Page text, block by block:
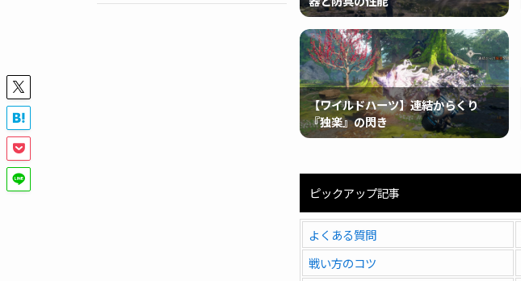
【ワイルドハーツ】連結からくり
『独楽』の閃き
ピックアップ記事
よくある質問
戦い方のコツ